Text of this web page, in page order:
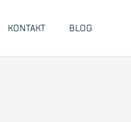
KONTAKT BLOG